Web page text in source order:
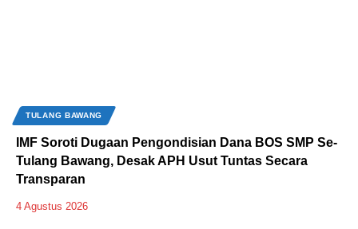
TULANG BAWANG
IMF Soroti Dugaan Pengondisian Dana BOS SMP Se-
Tulang Bawang, Desak APH Usut Tuntas Secara
Transparan
4 Agustus 2026